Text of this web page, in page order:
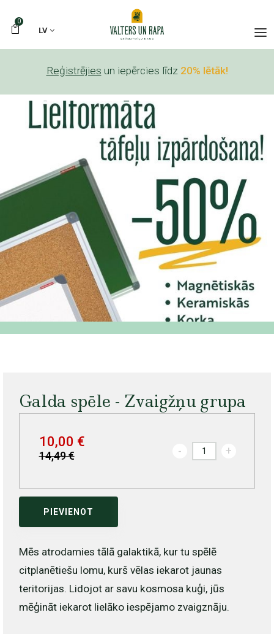
0
LV
Reģistrējies un iepērcies līdz 20% lētāk!
Galda spēle - Zvaigžņu grupa
14,49 €
10,00 €
- +
PIEVIENOT
Mēs atrodamies tālā galaktikā, kur tu spēlē
citplanētiešu lomu, kurš vēlas iekarot jaunas
teritorijas. Lidojot ar savu kosmosa kuģi, jūs
mēģināt iekarot lielāko iespējamo zvaigznāju.